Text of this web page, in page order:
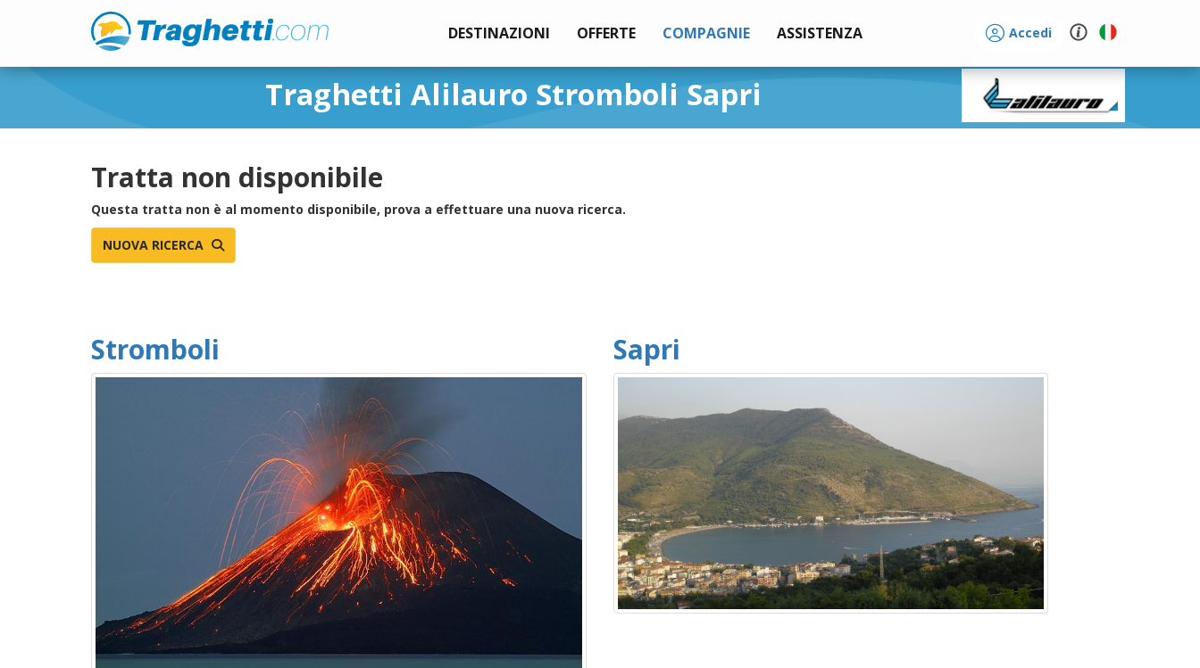
DESTINAZIONI OFFERTE COMPAGNIE ASSISTENZA Accedi
Traghetti Alilauro Stromboli Sapri
Tratta non disponibile
Questa tratta non è al momento disponibile, prova a effettuare una nuova ricerca.
NUOVA RICERCA
Stromboli Sapri